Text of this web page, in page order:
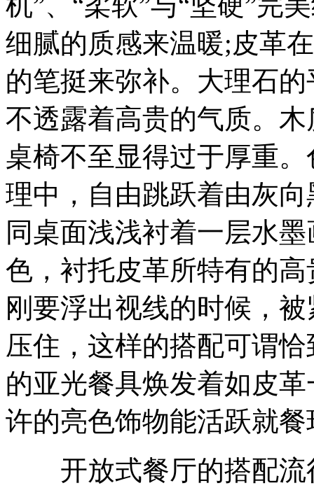
细腻的质感来温暖;皮革
的笔挺来弥补。大理石
不透露着高贵的气质。
桌椅不至显得过于厚重
理中，自由跳跃着由灰
同桌面浅浅衬着一层水
色，衬托皮革所特有的
刚要浮出视线的时候，
压住，这样的搭配可谓
的亚光餐具焕发着如皮
许的亮色饰物能活跃就
开放式餐厅的搭配流